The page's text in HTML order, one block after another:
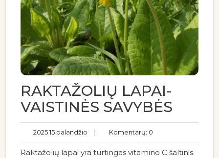
RAKTAŽOLIŲ LAPAI-
VAISTINĖS SAVYBĖS
2025 15 balandžio | Komentarų: 0
Raktažolių lapai yra turtingas vitamino C šaltinis.